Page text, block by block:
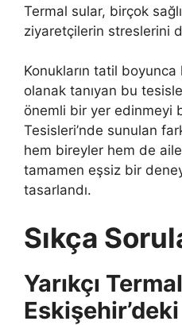
Termal sular, birçok
ziyaretçilerin streslerini
Konukların tatil boyunca
olanak tanıyan bu
önemli bir yer edinmeyi
Tesisleri’nde sunulan
hem bireyler hem de
tamamen eşsiz bir
tasarlandı.
Sıkça
Yarıkçı